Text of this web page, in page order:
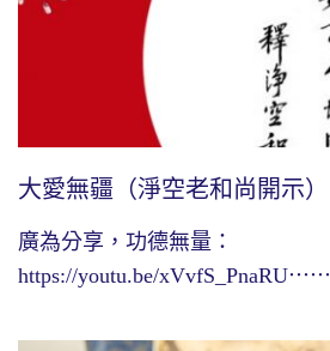
大愛無疆（淨空老和尚開示）
廣為分享，功德無量：
https://youtu.be/xVvfS_PnaRU⋯⋯